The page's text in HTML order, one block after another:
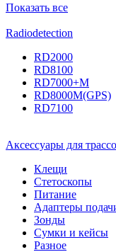
Показать все
Radiodetection
RD2000
RD8100
RD7000+M
RD8000M(GPS)
RD7100
Аксессуары для
Клещи
Стетоскопы
Питание
Адаптеры
Зонды
Сумки и кейсы
Разное